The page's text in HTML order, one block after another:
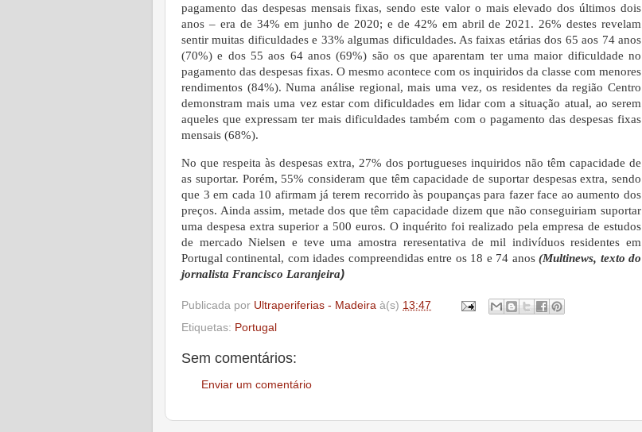
pagamento das despesas mensais fixas, sendo este valor o mais elevado dos últimos dois
anos – era de 34% em junho de 2020; e de 42% em abril de 2021. 26% destes revelam
sentir muitas dificuldades e 33% algumas dificuldades. As faixas etárias dos 65 aos 74 anos
(70%) e dos 55 aos 64 anos (69%) são os que aparentam ter uma maior dificuldade no
pagamento das despesas fixas. O mesmo acontece com os inquiridos da classe com menores
rendimentos (84%). Numa análise regional, mais uma vez, os residentes da região Centro
demonstram mais uma vez estar com dificuldades em lidar com a situação atual, ao serem
aqueles que expressam ter mais dificuldades também com o pagamento das despesas fixas
mensais (68%).
No que respeita às despesas extra, 27% dos portugueses inquiridos não têm capacidade de
as suportar. Porém, 55% consideram que têm capacidade de suportar despesas extra, sendo
que 3 em cada 10 afirmam já terem recorrido às poupanças para fazer face ao aumento dos
preços. Ainda assim, metade dos que têm capacidade dizem que não conseguiriam suportar
uma despesa extra superior a 500 euros. O inquérito foi realizado pela empresa de estudos
de mercado Nielsen e teve uma amostra reresentativa de mil indivíduos residentes em
Portugal continental, com idades compreendidas entre os 18 e 74 anos(Multinews, texto do
jornalista Francisco Laranjeira)
Publicada por Ultraperiferias - Madeira à(s) 13:47
Etiquetas: Portugal
Sem comentários:
Enviar um comentário